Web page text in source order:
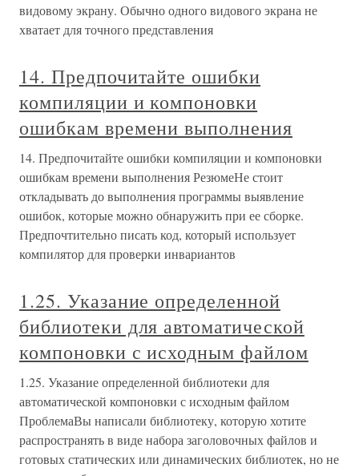
видовому экрану. Обычно одного видового экрана не
хватает для точного представления
14. Предпочитайте ошибки
компиляции и компоновки
ошибкам времени выполнения
14. Предпочитайте ошибки компиляции и компоновки
ошибкам времени выполнения РезюмеНе стоит
откладывать до выполнения программы выявление
ошибок, которые можно обнаружить при ее сборке.
Предпочтительно писать код, который использует
компилятор для проверки инвариантов
1.25. Указание определенной
библиотеки для автоматической
компоновки с исходным файлом
1.25. Указание определенной библиотеки для
автоматической компоновки с исходным файлом
ПроблемаВы написали библиотеку, которую хотите
распространять в виде набора заголовочных файлов и
готовых статических или динамических библиотек, но не